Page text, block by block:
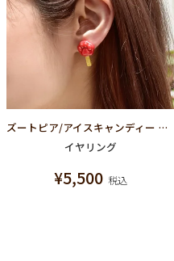
ズートピア/アイスキャンディー イヤリング【ディズニー アクセサリー】【ズートピア】
イヤリング
¥5,500 税込